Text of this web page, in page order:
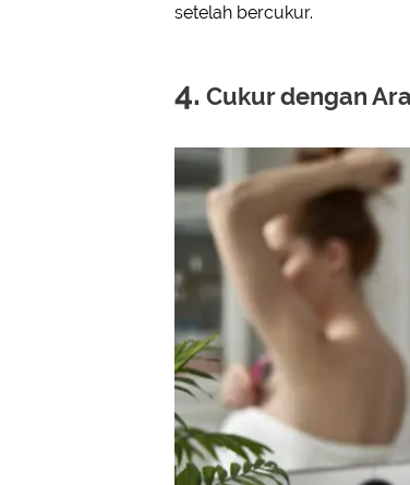
setelah bercukur.
4. Cukur dengan